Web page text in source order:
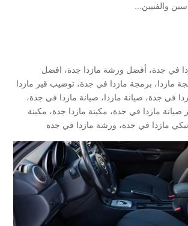
والفنيين...
في جدة، أفضل ورشة مازدا جدة، افضل
مازدا، برمجة مازدا في جدة، توضيب قير مازدا
في جدة، صيانة مازدا، صيانة مازدا في جدة،
صيانة مازدا في جدة، مكينة مازدا جدة، مكينة
مازدا في جدة، ورشة مازدا في جدة